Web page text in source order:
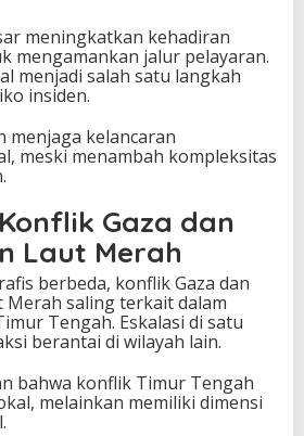
meningkatkan kehadiran
mengamankan jalur pelayaran.
menjadi salah satu langkah
insiden.
menjaga kelancaran
meski menambah kompleksitas
Gaza dan
Laut Merah
berbeda, konflik Gaza dan
Merah saling terkait dalam
Tengah. Eskalasi di satu
berantai di wilayah lain.
bahwa konflik Timur Tengah
melainkan memiliki dimensi